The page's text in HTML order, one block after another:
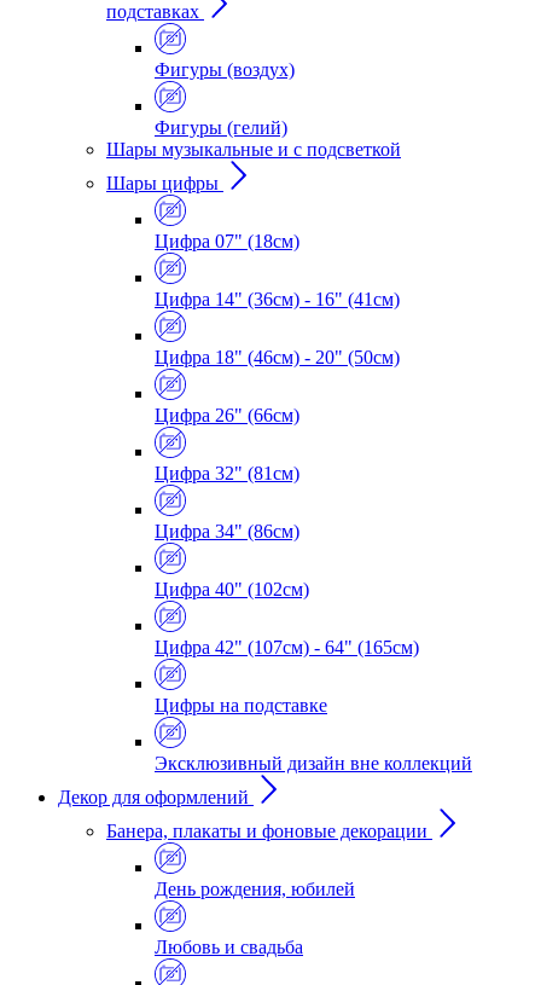
подставках
Фигуры (воздух)
Фигуры (гелий)
Шары музыкальные и с подсветкой
Шары цифры
Цифра 07" (18см)
Цифра 14" (36см) - 16" (41см)
Цифра 18" (46см) - 20" (50см)
Цифра 26" (66см)
Цифра 32" (81см)
Цифра 34" (86см)
Цифра 40" (102см)
Цифра 42" (107см) - 64" (165см)
Цифры на подставке
Эксклюзивный дизайн вне коллекций
Декор для оформлений
Банера, плакаты и фоновые декорации
День рождения, юбилей
Любовь и свадьба